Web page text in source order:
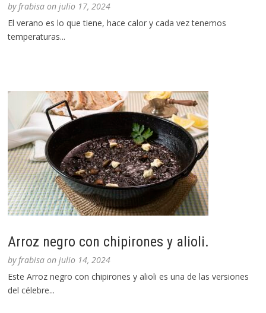
byfrabisa onjulio 17, 2024
El verano es lo que tiene, hace calor y cada vez tenemos
temperaturas...
Arroz negro con chipirones y alioli.
byfrabisa onjulio 14, 2024
Este Arroz negro con chipirones y alioli es una de las versiones
del célebre...